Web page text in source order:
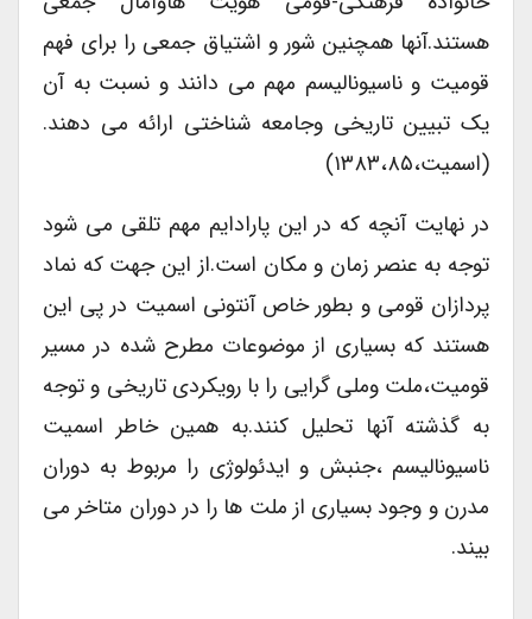
هستند.آنها همچنین شور و اشتیاق جمعی را برای فهم
قومیت و ناسیونالیسم مهم می دانند و نسبت به آن
یک تبیین تاریخی وجامعه شناختی ارائه می دهند.
(اسمیت،۱۳۸۳،۸۵)
در نهایت آنچه که در این پارادایم مهم تلقی می شود
توجه به عنصر زمان و مکان است.از این جهت که نماد
پردازان قومی و بطور خاص آنتونی اسمیت در پی این
هستند که بسیاری از موضوعات مطرح شده در مسیر
قومیت،ملت وملی گرایی را با رویکردی تاریخی و توجه
به گذشته آنها تحلیل کنند.به همین خاطر اسمیت
ناسیونالیسم ،جنبش و ایدئولوژی را مربوط به دوران
مدرن و وجود بسیاری از ملت ها را در دوران متاخر می
بیند.